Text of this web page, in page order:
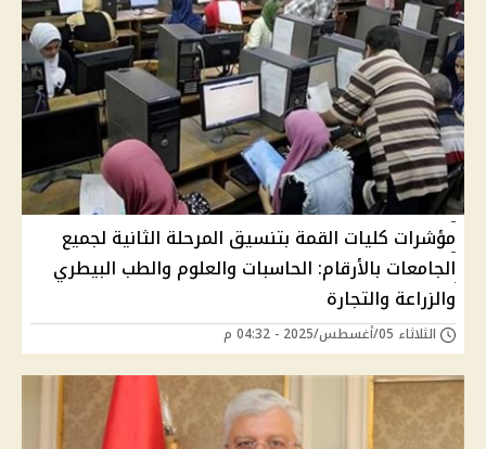
مؤشرات كليات القمة بتنسيق المرحلة الثانية لجميع
الجامعات بالأرقام: الحاسبات والعلوم والطب البيطري
والزراعة والتجارة
الثلاثاء 05/أغسطس/2025 - 04:32 م